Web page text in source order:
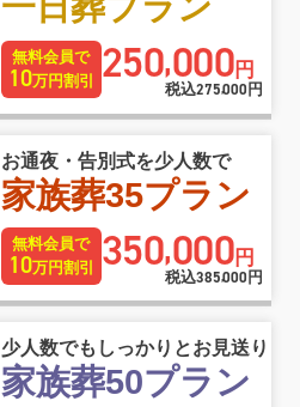
無料会員で
10万円割引 250,000円
税込275,000 円
お通夜・告別式を少人数で
家族葬35プラン
無料会員で
10万円割引 350,000円
税込385,000円
少人数でもしっかりとお見送り
家族葬50プラン